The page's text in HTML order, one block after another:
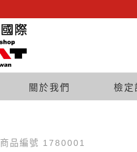
關於我們 檢定
商品編號 1780001